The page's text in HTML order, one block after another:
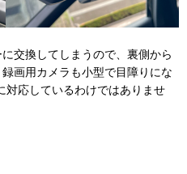
交換してしまうので、裏側から
画用カメラも小型で目障りにな
対応しているわけではありませ